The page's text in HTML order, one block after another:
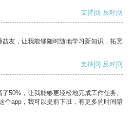
支持[0] 反对[0]
友，让我能够随时随地学习新知识，拓宽
支持[0] 反对[0]
50%，让我能够更轻松地完成工作任务。
个app，我可以提前下班，有更多的时间陪